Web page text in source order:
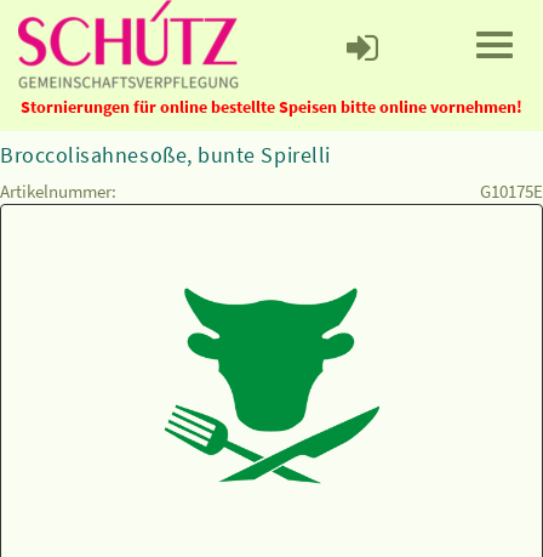
Stornierungen für online bestellte Speisen bitte online vornehmen!
Broccolisahnesoße, bunte Spirelli
Artikelnummer: G10175E